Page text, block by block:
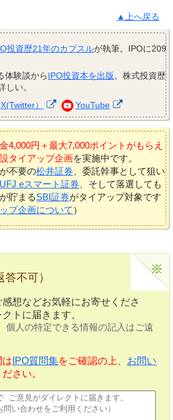
▲上へ戻る
投資歴21年のカブスルが執筆。IPOに209
体験談からIPO投資本を出版。株式投資歴
しい。
X(Twitter） YouTube
4,000円＋最大7,000ポイントがもらえ
タイアップ企画を実施中です。
不要の松井証券、委託幹事として狙い
eスマート証券、そして落選しても
貯まるSBI証券がタイアップ対象です
プ企画について ）
不可）
想などお気軽にお寄せくださ
トに届きます。
個人の特定できる情報の記入はご遠
は IPO質問集をご確認の上、 お問い
さい。